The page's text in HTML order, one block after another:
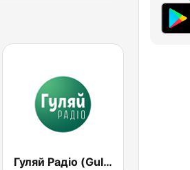
Гуляй Радіо (Guliay Radio)